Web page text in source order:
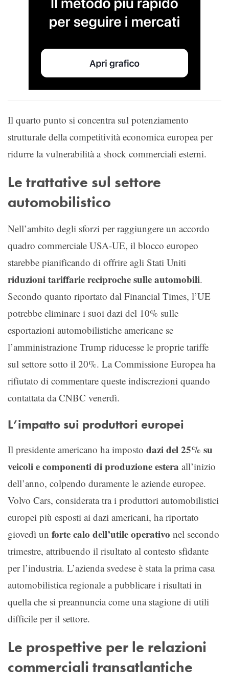
Il quarto punto si concentra sul potenziamento
strutturale della competitività economica europea per
ridurre la vulnerabilità a shock commerciali esterni.
Le trattative sul settore
automobilistico
Nell’ambito degli sforzi per raggiungere un accordo
quadro commerciale USA-UE, il blocco europeo
starebbe pianificando di offrire agli Stati Uniti
riduzioni tariffarie reciproche sulle automobili.
Secondo quanto riportato dal Financial Times, l’UE
potrebbe eliminare i suoi dazi del 10% sulle
esportazioni automobilistiche americane se
l’amministrazione Trump riducesse le proprie tariffe
sul settore sotto il 20%. La Commissione Europea ha
rifiutato di commentare queste indiscrezioni quando
contattata da CNBC venerdì.
L’impatto sui produttori europei
Il presidente americano ha imposto dazi del 25% su
veicoli e componenti di produzione estera all’inizio
dell’anno, colpendo duramente le aziende europee.
Volvo Cars, considerata tra i produttori automobilistici
europei più esposti ai dazi americani, ha riportato
giovedì un forte calo dell’utile operativo nel secondo
trimestre, attribuendo il risultato al contesto sfidante
per l’industria. L’azienda svedese è stata la prima casa
automobilistica regionale a pubblicare i risultati in
quella che si preannuncia come una stagione di utili
difficile per il settore.
Le prospettive per le relazioni
commerciali transatlantiche